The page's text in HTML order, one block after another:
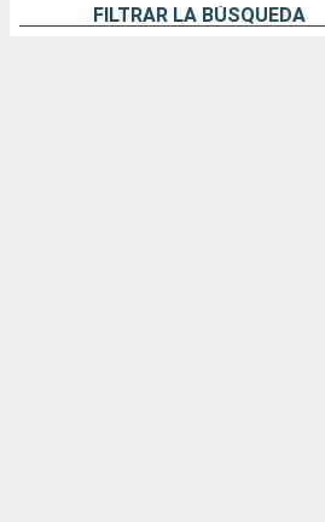
FILTRAR LA BÚSQUEDA